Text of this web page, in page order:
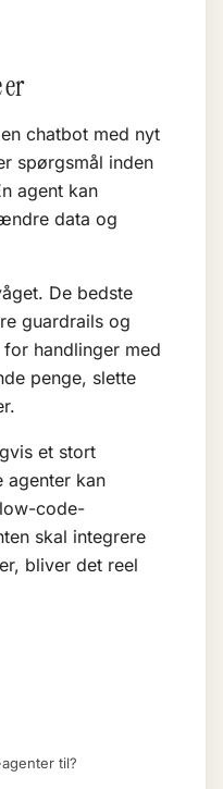
chatbot med nyt
spørgsmål inden
agent kan
data og
De bedste
guardrails og
handlinger med
penge, slette
et stort
agenter kan
code-
skal integrere
bliver det reel
til?